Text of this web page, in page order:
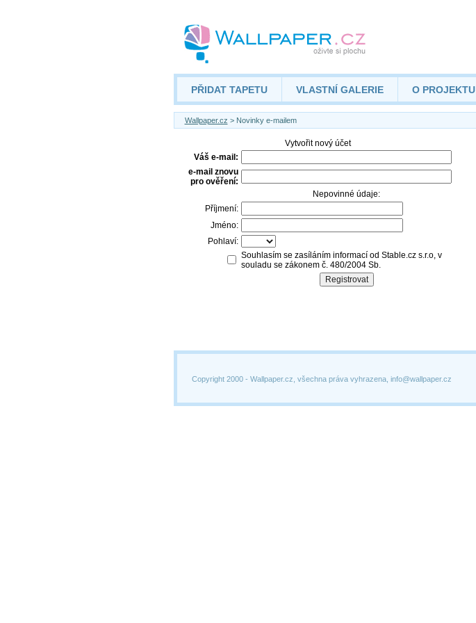
PŘIDAT TAPETU VLASTNÍ GALERIE O PROJEKTU
Wallpaper.cz > Novinky e-mailem
Copyright 2000 - Wallpaper.cz, všechna práva vyhrazena, info@wallpaper.cz